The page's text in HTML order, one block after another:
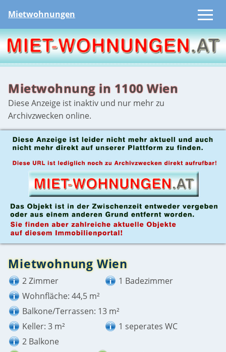
Mietwohnungen
Mietwohnung in 1100 Wien
Diese Anzeige ist inaktiv und nur mehr zu
Archivzwecken online.
Mietwohnung Wien
2 Zimmer
1 Badezimmer
Wohnfläche: 44,5 m²
Balkone/Terrassen: 13 m²
Keller: 3 m²
1 seperates WC
2 Balkone